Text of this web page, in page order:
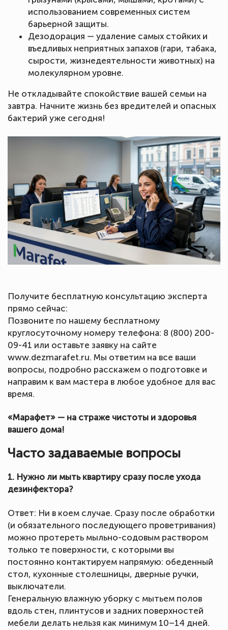
использованием современных систем
барьерной защиты.
Дезодорация — удаление самых стойких и
въедливых неприятных запахов (гари, табака,
сырости, жизнедеятельности животных) на
молекулярном уровне.
Не откладывайте спокойствие вашей семьи на
завтра. Начните жизнь без вредителей и опасных
бактерий уже сегодня!
Получите бесплатную консультацию эксперта
прямо сейчас:
Позвоните по нашему бесплатному
круглосуточному номеру телефона: 8 (800) 200-
09-41 или оставьте заявку на сайте
www.dezmarafet.ru. Мы ответим на все ваши
вопросы, подробно расскажем о подготовке и
направим к вам мастера в любое удобное для вас
время.
«Марафет» — на страже чистоты и здоровья
вашего дома!
Часто задаваемые вопросы
1. Нужно ли мыть квартиру сразу после ухода
дезинфектора?
Ответ: Ни в коем случае. Сразу после обработки
(и обязательного последующего проветривания)
можно протереть мыльно-содовым раствором
только те поверхности, с которыми вы
постоянно контактируем напрямую: обеденный
стол, кухонные столешницы, дверные ручки,
выключатели.
Генеральную влажную уборку с мытьем полов
вдоль стен, плинтусов и задних поверхностей
мебели делать нельзя как минимум 10–14 дней.